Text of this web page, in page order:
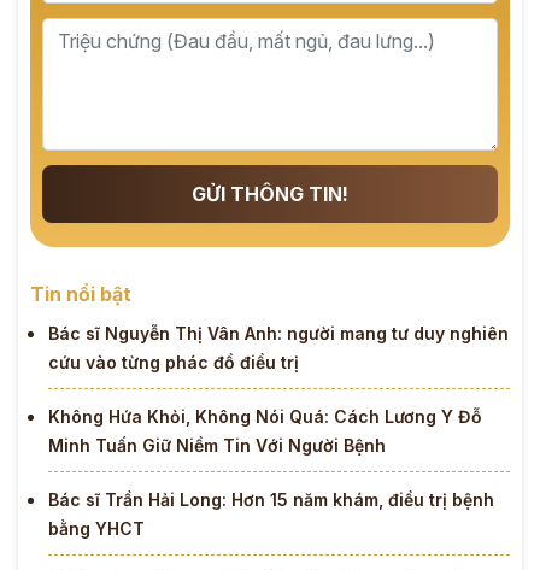
GỬI THÔNG TIN!
Tin nổi bật
Bác sĩ Nguyễn Thị Vân Anh: người mang tư duy nghiên
cứu vào từng phác đồ điều trị
Không Hứa Khỏi, Không Nói Quá: Cách Lương Y Đỗ
Minh Tuấn Giữ Niềm Tin Với Người Bệnh
Bác sĩ Trần Hải Long: Hơn 15 năm khám, điều trị bệnh
bằng YHCT